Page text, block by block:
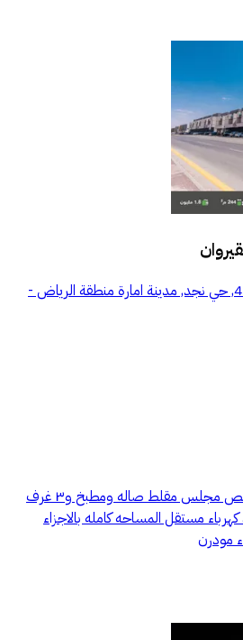
فيلا للبيع في شارع 4496546, حي نجد, مدينة امارة منطقة الرياض -
تاون هاوس عباره عن دور ونص مجلس مقلط صاله ومطبخ و٣ غرف
مستقل المساحه كامله بالاجزاء